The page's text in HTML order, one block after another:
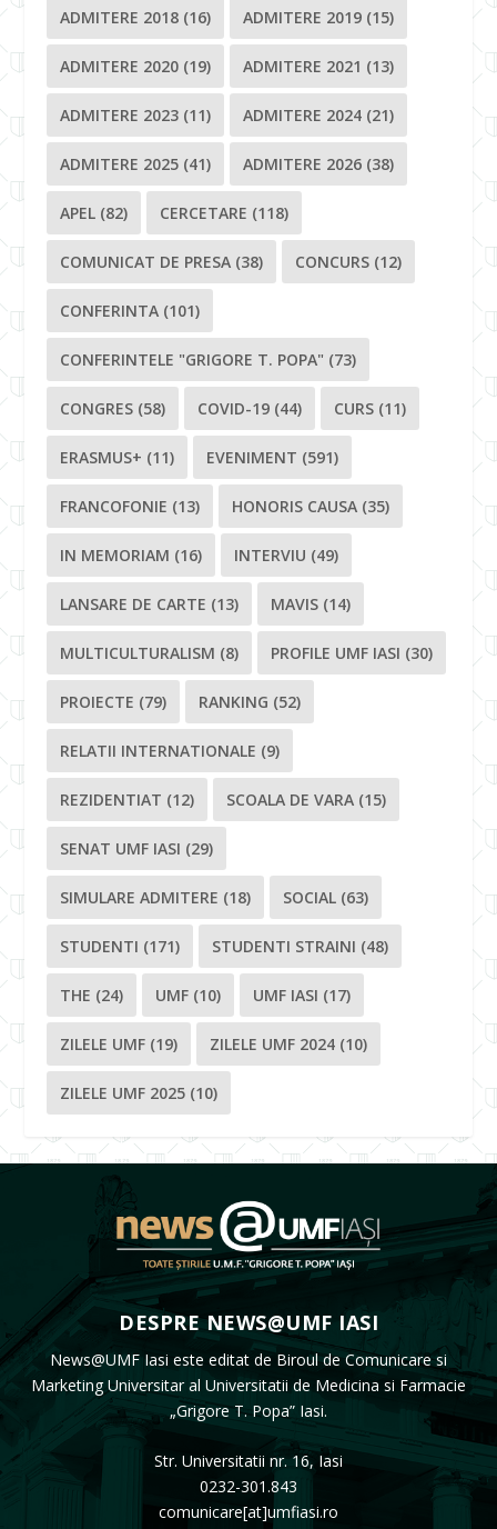
ADMITERE 2018 (16) ADMITERE 2019 (15)
ADMITERE 2020 (19) ADMITERE 2021 (13)
ADMITERE 2023 (11) ADMITERE 2024 (21)
ADMITERE 2025 (41) ADMITERE 2026 (38)
APEL (82) CERCETARE (118)
COMUNICAT DE PRESA (38) CONCURS (12)
CONFERINTA (101)
CONFERINTELE "GRIGORE T. POPA" (73)
CONGRES (58) COVID-19 (44) CURS (11)
ERASMUS+ (11) EVENIMENT (591)
FRANCOFONIE (13) HONORIS CAUSA (35)
IN MEMORIAM (16) INTERVIU (49)
LANSARE DE CARTE (13) MAVIS (14)
MULTICULTURALISM (8) PROFILE UMF IASI (30)
PROIECTE (79) RANKING (52)
RELATII INTERNATIONALE (9)
REZIDENTIAT (12) SCOALA DE VARA (15)
SENAT UMF IASI (29)
SIMULARE ADMITERE (18) SOCIAL (63)
STUDENTI (171) STUDENTI STRAINI (48)
THE (24) UMF (10) UMF IASI (17)
ZILELE UMF (19) ZILELE UMF 2024 (10)
ZILELE UMF 2025 (10)
DESPRE NEWS@UMF IASI
News@UMF Iasi este editat de Biroul de Comunicare si
Marketing Universitar al Universitatii de Medicina si Farmacie
„Grigore T. Popa” Iasi.
Str. Universitatii nr. 16, Iasi
0232-301.843
comunicare[at]umfiasi.ro